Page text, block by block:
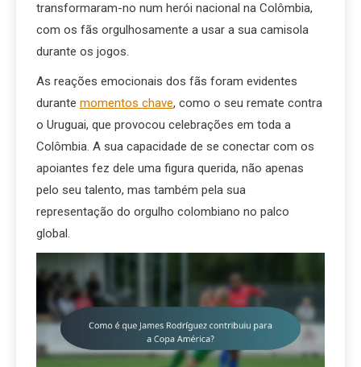
transformaram-no num herói nacional na Colômbia,
com os fãs orgulhosamente a usar a sua camisola
durante os jogos.
As reações emocionais dos fãs foram evidentes
durante momentos chave, como o seu remate contra
o Uruguai, que provocou celebrações em toda a
Colômbia. A sua capacidade de se conectar com os
apoiantes fez dele uma figura querida, não apenas
pelo seu talento, mas também pela sua
representação do orgulho colombiano no palco
global.